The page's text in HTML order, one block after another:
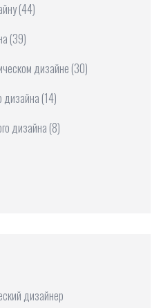
(44)
(39)
дизайне (30)
дизайна (14)
дизайна (8)
дизайнер